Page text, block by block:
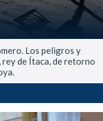
Los peligros y
rey de Ítaca, de retorno